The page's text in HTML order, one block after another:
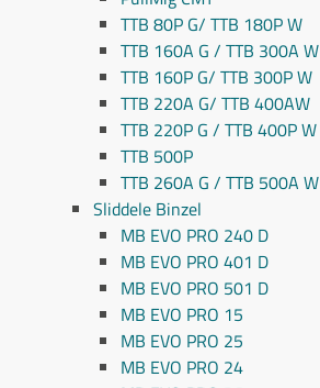
TTB 80P G/ TTB 180P W
TTB 160A G / TTB 300A W
TTB 160P G/ TTB 300P W
TTB 220A G/ TTB 400AW
TTB 220P G / TTB 400P W
TTB 500P
TTB 260A G / TTB 500A W
Sliddele Binzel
MB EVO PRO 240 D
MB EVO PRO 401 D
MB EVO PRO 501 D
MB EVO PRO 15
MB EVO PRO 25
MB EVO PRO 24